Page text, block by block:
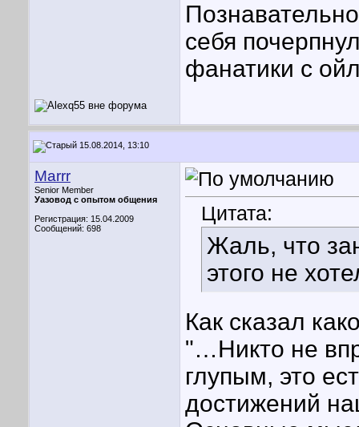
себя
фанатики с
15.08.2014, 13:10
Marrr
Senior Member
Уазовод с опытом общения
Регистрация: 15.04.2009
Сообщений: 698
Цитата:
Жаль, что
этого не
Как сказал
"…Никто не
глупым, это
достижений